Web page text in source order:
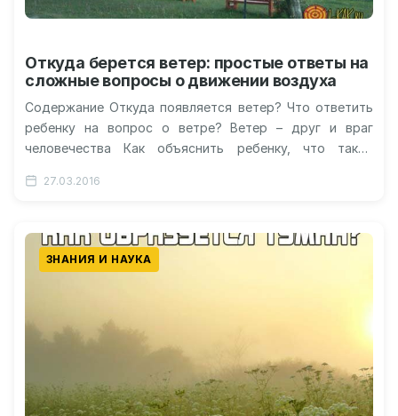
Откуда берется ветер: простые ответы на
сложные вопросы о движении воздуха
Содержание Откуда появляется ветер? Что ответить
ребенку на вопрос о ветре? Ветер – друг и враг
человечества Как объяснить ребенку, что такое
27.03.2016
ЗНАНИЯ И НАУКА